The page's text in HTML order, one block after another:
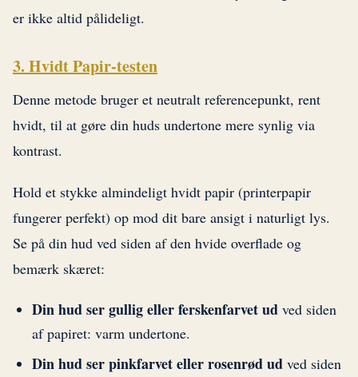
er ikke altid pålideligt.
3. Hvidt Papir-testen
Denne metode bruger et neutralt referencepunkt, rent
hvidt, til at gøre din huds undertone mere synlig via
kontrast.
Hold et stykke almindeligt hvidt papir (printerpapir
fungerer perfekt) op mod dit bare ansigt i naturligt lys.
Se på din hud ved siden af den hvide overflade og
bemærk skæret:
Din hud ser gullig eller ferskenfarvet ud ved siden
af papiret: varm undertone.
Din hud ser pinkfarvet eller rosenrød ud ved siden